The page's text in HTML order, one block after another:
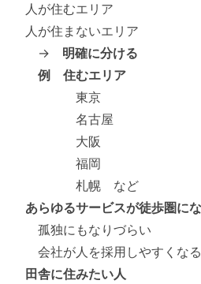
人が住むエリア
人が住まないエリア
→ 明確に分ける
例 住むエリア
東京
名古屋
大阪
福岡
札幌 など
あらゆるサービスが徒歩圏に
孤独にもなりづらい
会社が人を採用しやすくなる
田舎に住みたい人